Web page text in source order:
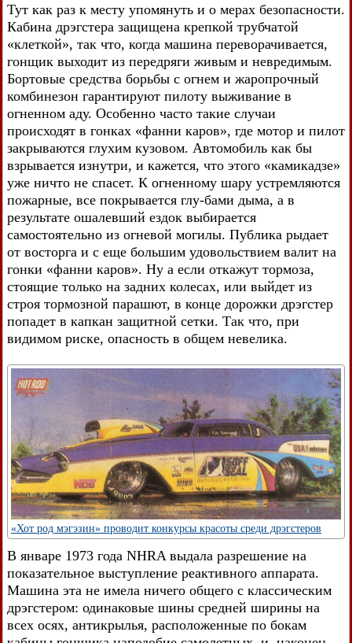
Тут как раз к месту упомянуть и о мерах безопасности.
Кабина дрэгстера защищена крепкой трубчатой
«клеткой», так что, когда машина переворачивается,
гонщик выходит из передряги живым и невредимым.
Бортовые средства борьбы с огнем и жаропрочный
комбинезон гарантируют пилоту выживание в
огненном аду. Особенно часто такие случаи
происходят в гонках «фанни каров», где мотор и пилот
закрываются глухим кузовом. Автомобиль как бы
взрывается изнутри, и кажется, что этого «камикадзе»
уже ничто не спасет. К огненному шару устремляются
пожарные, все покрывается глу-бами дыма, а в
результате ошалевший ездок выбирается
самостоятельно из огневой могилы. Публика рыдает
от восторга и с еще большим удовольствием валит на
гонки «фанни каров». Ну а если откажут тормоза,
стоящие только на задних колесах, или выйдет из
строя тормозной парашют, в конце дорожки дрэгстер
попадет в капкан защитной сетки. Так что, при
видимом риске, опасность в общем невелика.
«Хот род мэгэзин» проводит конкурсы красоты среди дрэгстеров
В январе 1973 года NHRA выдала разрешение на
показательное выступление реактивного аппарата.
Машина эта не имела ничего общего с классическим
дрэгстером: одинаковые шины средней ширины на
всех осях, антикрылья, расположенные по бокам